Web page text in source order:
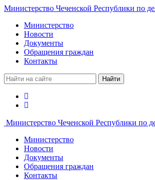
Министерство Чеченской Республики по
Министерство
Новости
Документы
Обращения граждан
Контакты
Найти
Министерство Чеченской Республики по
Министерство
Новости
Документы
Обращения граждан
Контакты